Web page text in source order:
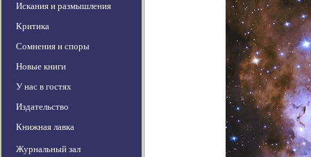
Искания и размышления
Критика
Сомнения и споры
Новые книги
У нас в гостях
Издательство
Книжная лавка
Журнальный зал